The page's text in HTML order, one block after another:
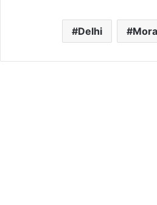
Delhi